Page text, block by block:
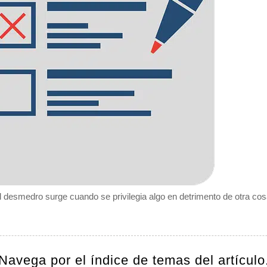
desmedro surge cuando se privilegia algo en detrimento de otra
por el índice de temas del